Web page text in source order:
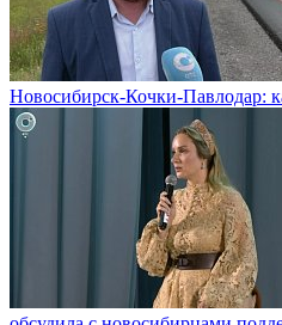
Новосибирск-Кочки-Павлодар: